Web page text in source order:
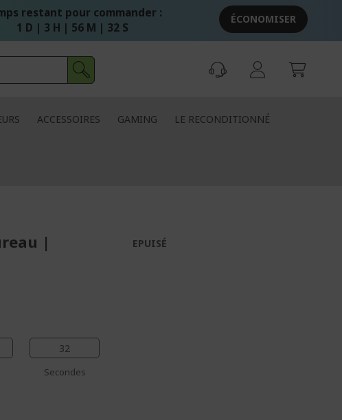
restant pour commander :
1 D | 3 H | 56 M | 32 S
ÉCONOMISER
ACCESSOIRES GAMING LE RECONDITIONNÉ
|
32
Secondes
EPUISÉ